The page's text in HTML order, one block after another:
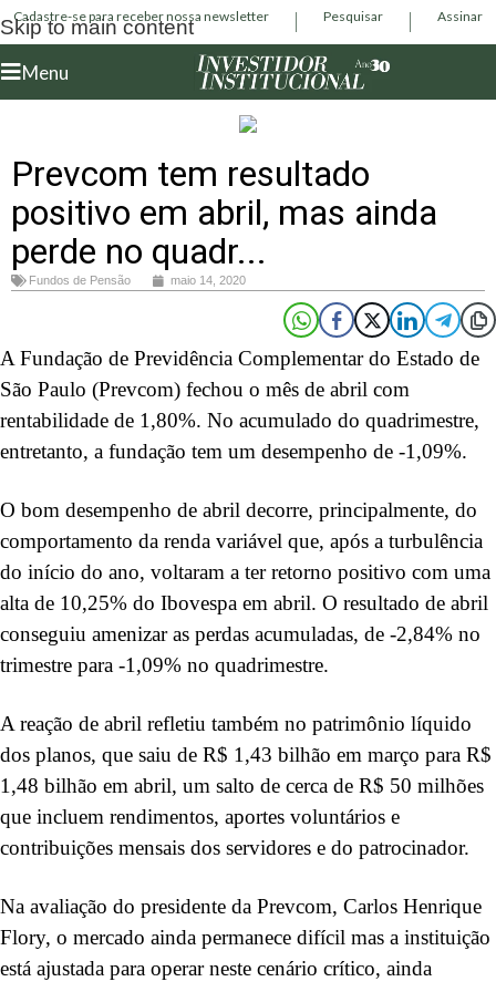
Skip to main content
Cadastre-se para receber nossa newsletter Pesquisar Assinar
Menu
Prevcom tem resultado
positivo em abril, mas ainda
perde no quadr...
Fundos de Pensão maio 14, 2020
A Fundação de Previdência Complementar do Estado de
São Paulo (Prevcom) fechou o mês de abril com
rentabilidade de 1,80%. No acumulado do quadrimestre,
entretanto, a fundação tem um desempenho de -1,09%.
O bom desempenho de abril decorre, principalmente, do
comportamento da renda variável que, após a turbulência
do início do ano, voltaram a ter retorno positivo com uma
alta de 10,25% do Ibovespa em abril. O resultado de abril
conseguiu amenizar as perdas acumuladas, de -2,84% no
trimestre para -1,09% no quadrimestre.
A reação de abril refletiu também no patrimônio líquido
dos planos, que saiu de R$ 1,43 bilhão em março para R$
1,48 bilhão em abril, um salto de cerca de R$ 50 milhões
que incluem rendimentos, aportes voluntários e
contribuições mensais dos servidores e do patrocinador.
Na avaliação do presidente da Prevcom, Carlos Henrique
Flory, o mercado ainda permanece difícil mas a instituição
está ajustada para operar neste cenário crítico, ainda